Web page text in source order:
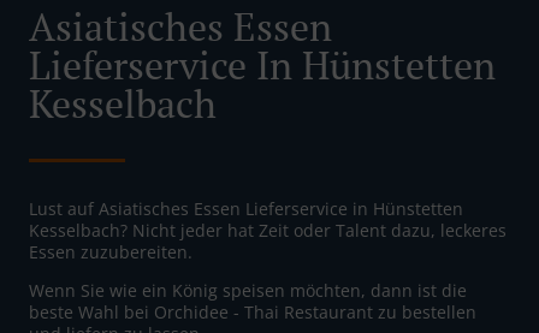
Asiatisches Essen
Lieferservice In Hünstetten
Kesselbach
Lust auf Asiatisches Essen Lieferservice in Hünstetten
Kesselbach? Nicht jeder hat Zeit oder Talent dazu, leckeres
Essen zuzubereiten.
Wenn Sie wie ein König speisen möchten, dann ist die
beste Wahl bei Orchidee - Thai Restaurant zu bestellen